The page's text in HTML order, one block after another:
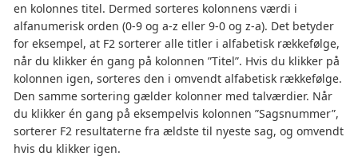
en kolonnes titel. Dermed sorteres kolonnens værdi i
alfanumerisk orden (0-9 og a-z eller 9-0 og z-a). Det betyder
for eksempel, at F2 sorterer alle titler i alfabetisk rækkefølge,
når du klikker én gang på kolonnen ”Titel”. Hvis du klikker på
kolonnen igen, sorteres den i omvendt alfabetisk rækkefølge.
Den samme sortering gælder kolonner med talværdier. Når
du klikker én gang på eksempelvis kolonnen ”Sagsnummer”,
sorterer F2 resultaterne fra ældste til nyeste sag, og omvendt
hvis du klikker igen.